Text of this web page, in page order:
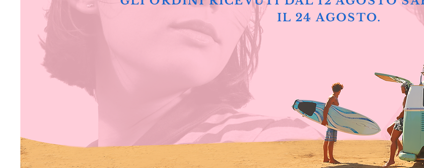
IL 24 AGOSTO.